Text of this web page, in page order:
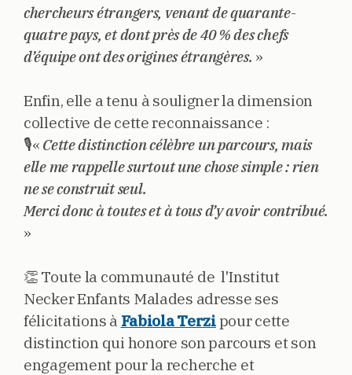
chercheurs étrangers, venant de quarante-
quatre pays, et dont près de 40 % des chefs
d’équipe ont des origines étrangères. »
Enfin, elle a tenu à souligner la dimension
collective de cette reconnaissance :
🎙️« Cette distinction célèbre un parcours, mais
elle me rappelle surtout une chose simple : rien
ne se construit seul.
Merci donc à toutes et à tous d’y avoir contribué.
»
👏 Toute la communauté de l'Institut
Necker Enfants Malades adresse ses
félicitations à Fabiola Terzipour cette
distinction qui honore son parcours et son
engagement pour la recherche et